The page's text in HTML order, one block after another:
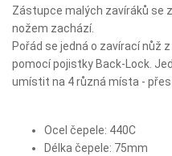
Zástupce malých zavíráků se
nožem zachází.
Pořád se jedná o zavírací nůž
pomocí pojistky Back-Lock.
umístit na 4 různá místa -
Ocel čepele: 440C
Délka čepele: 75mm